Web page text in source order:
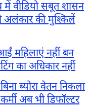
में वीडियो सबूत शासन
अलंकार की मुश्किलें
महिलाएं नहीं बन
का अधिकार नहीं
ब्योरा वेतन निकला
अब भी डिफॉल्टर